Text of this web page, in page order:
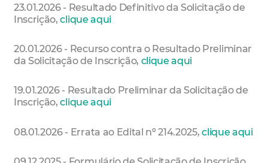
23.01.2026 - Resultado Definitivo da Solicitação de
Inscrição,clique aqui
20.01.2026 - Recurso contra o Resultado Preliminar
da Solicitação de Inscrição, clique aqui
19.01.2026 - Resultado Preliminar da Solicitação de
Inscrição,clique aqui
08.01.2026 - Errata ao Edital nº 214.2025,clique aqui